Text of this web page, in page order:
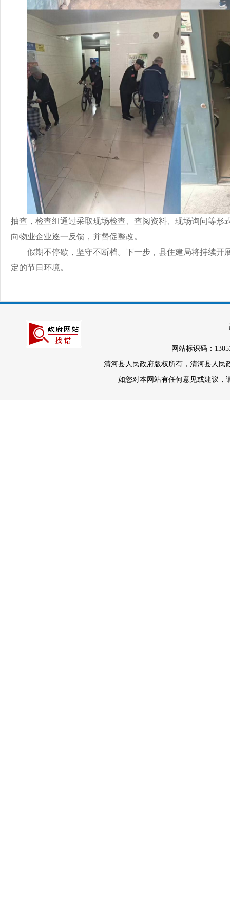
抽查，检查组通过采取现场检查、查阅资料、现场询问等
向物业企业逐一反馈，并督促整改。
假期不停歇，坚守不断档。下一步，县住建局将持续
定的节日环境。
网站标识码：
清河县人民政府版权所有，清河县人
如您对本网站有任何意见或建议，